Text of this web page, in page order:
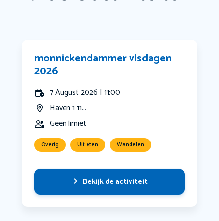
monnickendammer visdagen
2026
7 August 2026 | 11:00
Haven 1 11...
Geen limiet
Overig Uit eten Wandelen
Bekijk de activiteit